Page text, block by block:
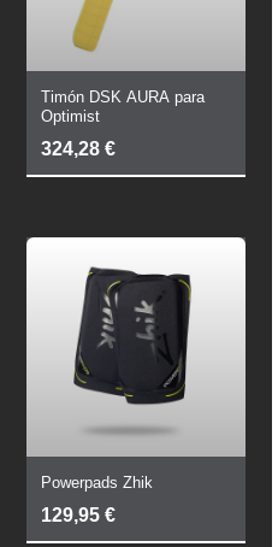
Timón DSK AURA para
Optimist
324,28 €
Powerpads Zhik
129,95 €